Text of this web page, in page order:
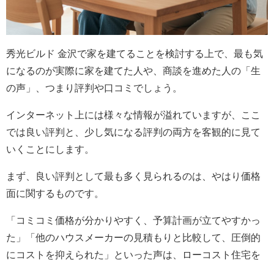
秀光ビルド 金沢で家を建てることを検討する上で、最も気
になるのが実際に家を建てた人や、商談を進めた人の「生
の声」、つまり評判や口コミでしょう。
インターネット上には様々な情報が溢れていますが、ここ
では良い評判と、少し気になる評判の両方を客観的に見て
いくことにします。
まず、良い評判として最も多く見られるのは、やはり価格
面に関するものです。
「コミコミ価格が分かりやすく、予算計画が立てやすかっ
た」「他のハウスメーカーの見積もりと比較して、圧倒的
にコストを抑えられた」といった声は、ローコスト住宅を